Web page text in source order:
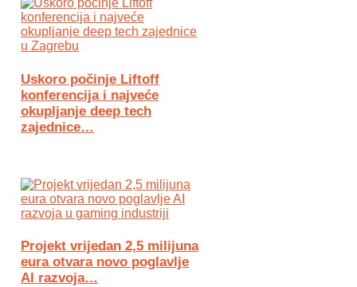
Uskoro počinje Liftoff
konferencija i najveće
okupljanje deep tech
zajednice…
Projekt vrijedan 2,5 milijuna
eura otvara novo poglavlje
AI razvoja…